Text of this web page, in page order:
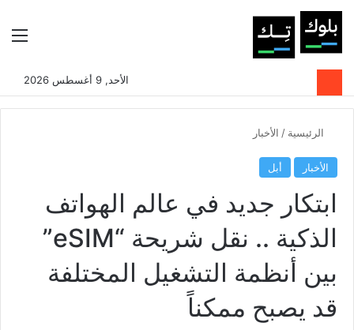
بحثالوضع
الأحد, 9 أغسطس 2026
الرئيسية / الأخبار
الأخبار أبل
ابتكار جديد في عالم الهواتف
الذكية .. نقل شريحة “eSIM”
بين أنظمة التشغيل المختلفة
قد يصبح ممكناً